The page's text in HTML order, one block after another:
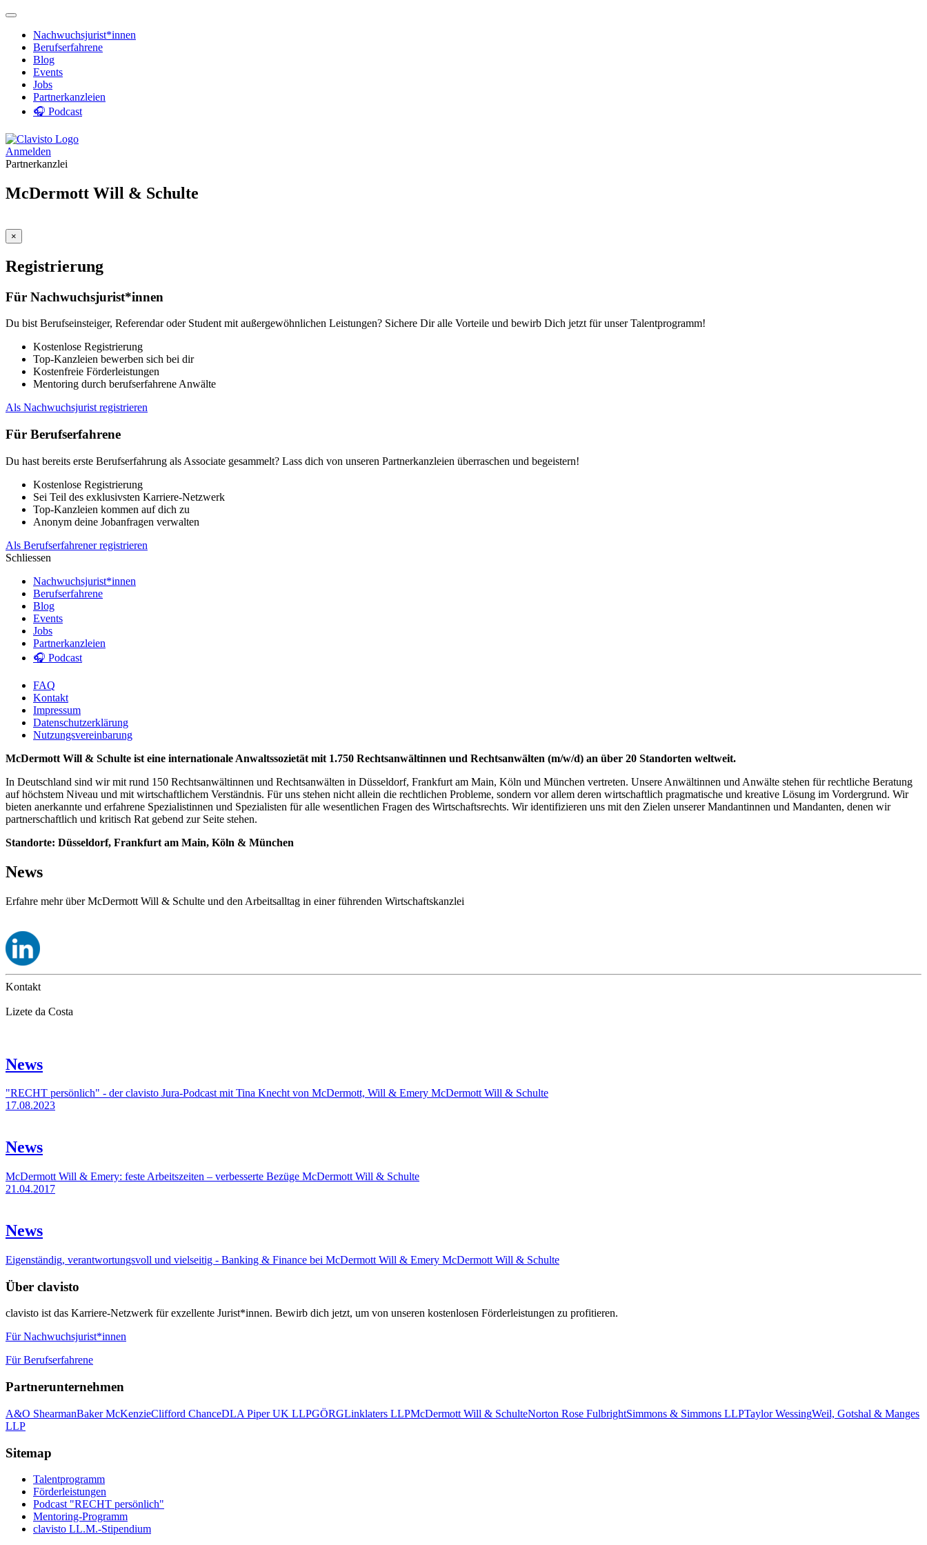
Nachwuchsjurist*innen
Berufserfahrene
Blog
Events
Jobs
Partnerkanzleien
🎧 Podcast
Anmelden
Partnerkanzlei
McDermott Will & Schulte
×
Registrierung
Für Nachwuchsjurist*innen
Du bist Berufseinsteiger, Referendar oder Student mit außergewöhnlichen Leistungen? Sichere Dir alle Vorteile und bewirb Dich jetzt für unser Talentprogramm!
Kostenlose Registrierung
Top-Kanzleien bewerben sich bei dir
Kostenfreie Förderleistungen
Mentoring durch berufserfahrene Anwälte
Als Nachwuchsjurist registrieren
Für Berufserfahrene
Du hast bereits erste Berufserfahrung als Associate gesammelt? Lass dich von unseren Partnerkanzleien überraschen und begeistern!
Kostenlose Registrierung
Sei Teil des exklusivsten Karriere-Netzwerk
Top-Kanzleien kommen auf dich zu
Anonym deine Jobanfragen verwalten
Als Berufserfahrener registrieren
Schliessen
Nachwuchsjurist*innen
Berufserfahrene
Blog
Events
Jobs
Partnerkanzleien
🎧 Podcast
FAQ
Kontakt
Impressum
Datenschutzerklärung
Nutzungsvereinbarung
McDermott Will & Schulte ist eine internationale Anwaltssozietät mit 1.750 Rechtsanwältinnen und Rechtsanwälten (m/w/d) an über 20 Standorten weltweit.
In Deutschland sind wir mit rund 150 Rechtsanwältinnen und Rechtsanwälten in Düsseldorf, Frankfurt am Main, Köln und München vertreten. Unsere Anwältinnen und Anwälte stehen für rechtliche Beratung
auf höchstem Niveau und mit wirtschaftlichem Verständnis. Für uns stehen nicht allein die rechtlichen Probleme, sondern vor allem deren wirtschaftlich pragmatische und kreative Lösung im Vordergrund. Wir
bieten anerkannte und erfahrene Spezialistinnen und Spezialisten für alle wesentlichen Fragen des Wirtschaftsrechts. Wir identifizieren uns mit den Zielen unserer Mandantinnen und Mandanten, denen wir
partnerschaftlich und kritisch Rat gebend zur Seite stehen.
Standorte: Düsseldorf, Frankfurt am Main, Köln & München
News
Erfahre mehr über McDermott Will & Schulte und den Arbeitsalltag in einer führenden Wirtschaftskanzlei
Kontakt
Lizete da Costa
News
"RECHT persönlich" - der clavisto Jura-Podcast mit Tina Knecht von McDermott, Will & Emery McDermott Will & Schulte
17.08.2023
News
McDermott Will & Emery: feste Arbeitszeiten – verbesserte Bezüge McDermott Will & Schulte
21.04.2017
News
Eigenständig, verantwortungsvoll und vielseitig - Banking & Finance bei McDermott Will & Emery McDermott Will & Schulte
Über clavisto
clavisto ist das Karriere-Netzwerk für exzellente Jurist*innen. Bewirb dich jetzt, um von unseren kostenlosen Förderleistungen zu profitieren.
Für Nachwuchsjurist*innen
Für Berufserfahrene
Partnerunternehmen
A&O ShearmanBaker McKenzieClifford ChanceDLA Piper UK LLPGÖRGLinklaters LLPMcDermott Will & SchulteNorton Rose FulbrightSimmons & Simmons LLPTaylor WessingWeil, Gotshal & Manges
LLP
Sitemap
Talentprogramm
Förderleistungen
Podcast "RECHT persönlich"
Mentoring-Programm
clavisto LL.M.-Stipendium